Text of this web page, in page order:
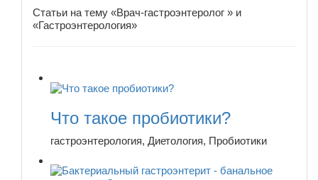
Статьи на тему «Врач-гастроэнтеролог » и
«Гастроэнтерология»
Что такое пробиотики?
гастроэнтерология, Диетология, Пробиотики